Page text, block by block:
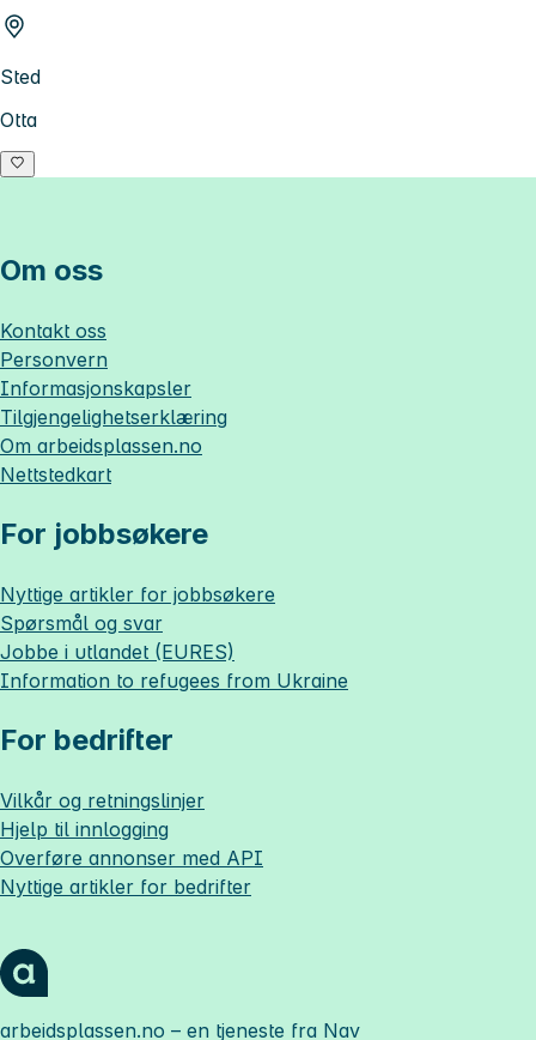
Sted
Otta
Om oss
Kontakt oss
Personvern
Informasjonskapsler
Tilgjengelighetserklæring
Om arbeidsplassen.no
Nettstedkart
For jobbsøkere
Nyttige artikler for jobbsøkere
Spørsmål og svar
Jobbe i utlandet (EURES)
Information to refugees from Ukraine
For bedrifter
Vilkår og retningslinjer
Hjelp til innlogging
Overføre annonser med API
Nyttige artikler for bedrifter
arbeidsplassen.no – en tjeneste fra Nav